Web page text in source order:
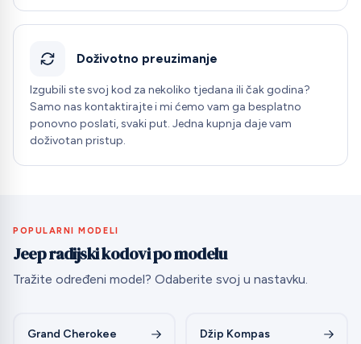
Doživotno preuzimanje
Izgubili ste svoj kod za nekoliko tjedana ili čak godina?
Samo nas kontaktirajte i mi ćemo vam ga besplatno
ponovno poslati, svaki put. Jedna kupnja daje vam
doživotan pristup.
POPULARNI MODELI
Jeep radijski kodovi po modelu
Tražite određeni model? Odaberite svoj u nastavku.
Grand Cherokee Džip Kompas